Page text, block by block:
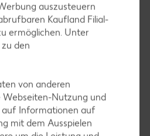
auszusteuern
Kaufland Filial-
ermöglichen. Unter
den
von anderen
Webseiten-Nutzung und
auf Informationen auf
mit dem Ausspielen